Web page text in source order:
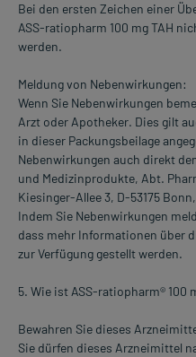
Bei den ersten Zeichen einer
ASS-ratiopharm 100 mg TAH
werden.
Meldung von Nebenwirkungen:
Wenn Sie Nebenwirkungen
Arzt oder Apotheker. Dies gilt
in dieser Packungsbeilage
Nebenwirkungen auch direkt
und Medizinprodukte, Abt.
Kiesinger-Allee 3, D-53175
Indem Sie Nebenwirkungen
dass mehr Informationen über
zur Verfügung gestellt werden.
5. Wie ist ASS-ratiopharm® 100
Bewahren Sie dieses
Sie dürfen dieses Arzneimittel